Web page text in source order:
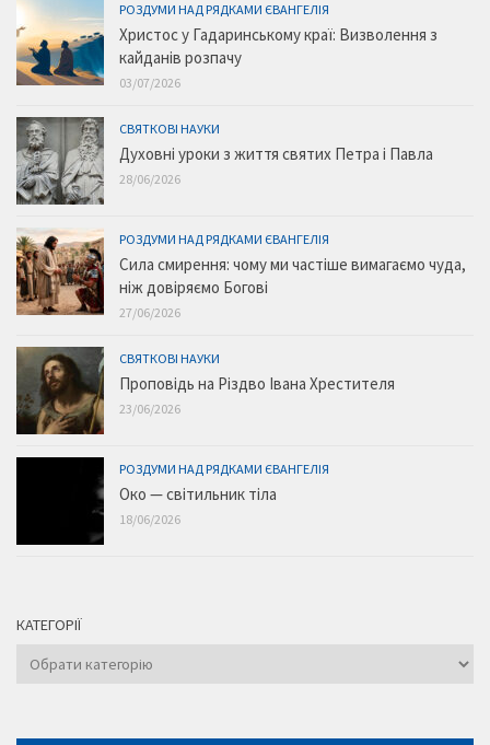
РОЗДУМИ НАД РЯДКАМИ ЄВАНГЕЛІЯ
Христос у Гадаринському краї: Визволення з
кайданів розпачу
03/07/2026
СВЯТКОВІ НАУКИ
Духовні уроки з життя святих Петра і Павла
28/06/2026
РОЗДУМИ НАД РЯДКАМИ ЄВАНГЕЛІЯ
Сила смирення: чому ми частіше вимагаємо чуда,
ніж довіряємо Богові
27/06/2026
СВЯТКОВІ НАУКИ
Проповідь на Різдво Івана Хрестителя
23/06/2026
РОЗДУМИ НАД РЯДКАМИ ЄВАНГЕЛІЯ
Око — світильник тіла
18/06/2026
КАТЕГОРІЇ
Категорії